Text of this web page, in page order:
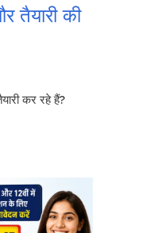
तैयारी की
कर रहे हैं?